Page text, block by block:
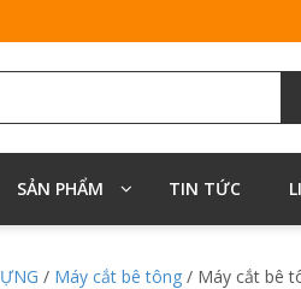
SẢN PHẨM TIN TỨC
/ Máy cắt bê tông/ Máy cắt bê